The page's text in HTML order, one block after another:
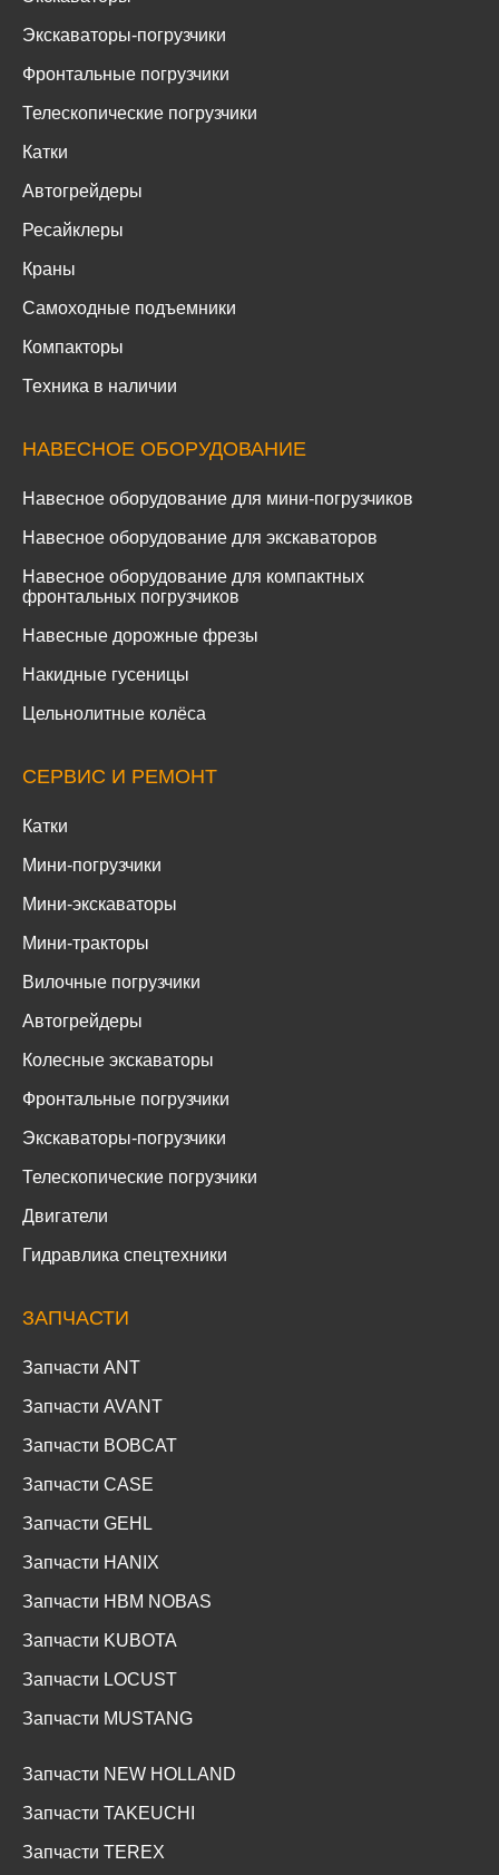
Экскаваторы-погрузчики
Фронтальные погрузчики
Телескопические погрузчики
Катки
Автогрейдеры
Ресайклеры
Краны
Самоходные подъемники
Компакторы
Техника в наличии
НАВЕСНОЕ ОБОРУДОВАНИЕ
Навесное оборудование для мини-погрузчиков
Навесное оборудование для экскаваторов
Навесное оборудование для компактных
фронтальных погрузчиков
Навесные дорожные фрезы
Накидные гусеницы
Цельнолитные колёса
СЕРВИС И РЕМОНТ
Катки
Мини-погрузчики
Мини-экскаваторы
Мини-тракторы
Вилочные погрузчики
Автогрейдеры
Колесные экскаваторы
Фронтальные погрузчики
Экскаваторы-погрузчики
Телескопические погрузчики
Двигатели
Гидравлика спецтехники
ЗАПЧАСТИ
Запчасти ANT
Запчасти AVANT
Запчасти BOBCAT
Запчасти CASE
Запчасти GEHL
Запчасти HANIX
Запчасти HBM NOBAS
Запчасти KUBOTA
Запчасти LOCUST
Запчасти MUSTANG
Запчасти NEW HOLLAND
Запчасти TAKEUCHI
Запчасти TEREX